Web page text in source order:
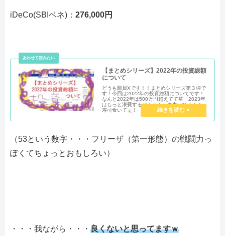
iDeCo(SBIベネ)： 276,000円
【まとめシリーズ】2022年の投資総額
について
どうも部員Xです！！まとめシリーズ第３弾で
す！今回は2022年の投資総額についてです！
なんと2022年は500万円超えてて草 2023年
はもっと浪費するぞ！とんかつ食いてぇ！！
寿司食いてぇ！
（53という数字・・・フリーザ（第一形態）の戦闘力っ
ぽくてちょっとおもしろい）
・・・我ながら・・・ 良くないと思ってますｗ